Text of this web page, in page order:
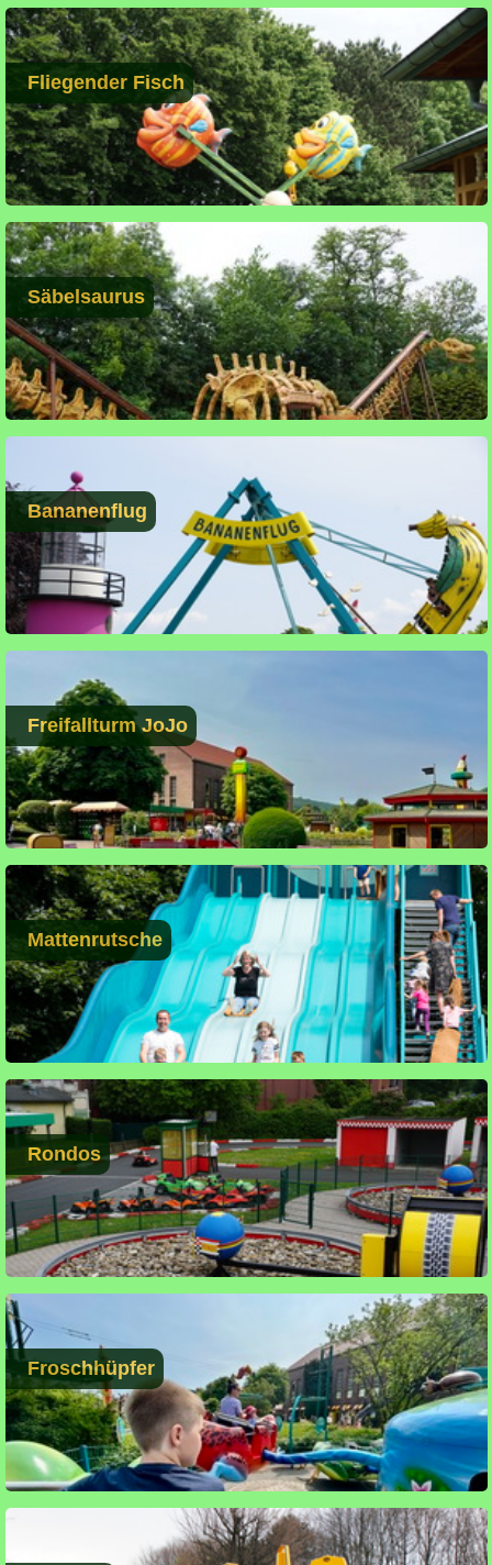
Fliegender Fisch
Säbelsaurus
Bananenflug
Freifallturm JoJo
Mattenrutsche
Rondos
Froschhüpfer